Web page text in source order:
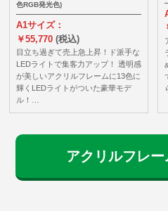
色RGB発光色)
A1サイズ：
￥55,770(税込)
目立ち過ぎて売上急上昇！ド派手な
LEDライトで集客力アップ！ 透明感
が美しいアクリルフレームに13色に
輝くLEDライトがついた豪華モデ
ル！…
アクリルフレ